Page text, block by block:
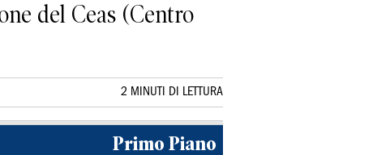
del Ceas (Centro
2 MINUTI DI LETTURA
Primo Piano